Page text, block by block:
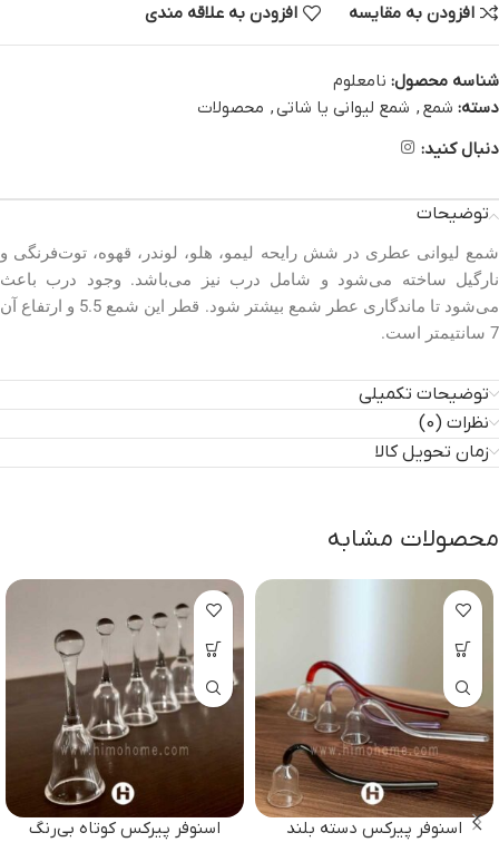
افزودن به مقایسه افزودن به علاقه مندی
شناسه محصول: نامعلوم
دسته: شمع , شمع لیوانی یا شاتی, محصولات
دنبال کنید:
توضیحات
شمع لیوانی عطری در شش رایحه لیمو، هلو، لوندر، قهوه، توت‌فرنگی و
نارگیل ساخته می‌شود و شامل درب نیز می‌باشد. وجود درب باعث
می‌شود تا ماندگاری عطر شمع بیشتر شود. قطر این شمع 5.5 و ارتفاع آن
7 سانتیمتر است.
توضیحات تکمیلی
نظرات (0)
زمان تحویل کالا
محصولات مشابه
اسنوفر پیرکس دسته بلند اسنوفر پیرکس کوتاه بی‌رنگ